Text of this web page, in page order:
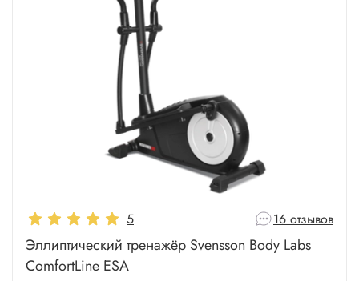
5 16 отзывов
Эллиптический тренажёр Svensson Body Labs
ComfortLine ESA